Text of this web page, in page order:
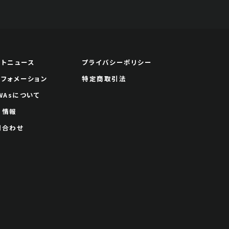
ニュース
ォメーション
について
報
わせ
プライバシーポリシー
特定商取引法